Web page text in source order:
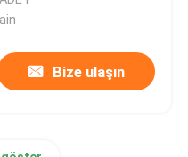
Bize ulaşın